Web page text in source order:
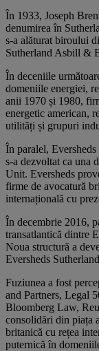
În 1933, Joseph
denumirea în
s-a alăturat biroului
Sutherland Asbill &
În deceniile
domeniile energiei,
anii 1970 și 1980,
energetic american,
utilități și grupuri
În paralel,
s-a dezvoltat ca una
Unit. Eversheds
firme de avocatură
internațională cu
În decembrie 2016,
transatlantică dintre
Noua structură a
Eversheds
Fuziunea a fost
and Partners, Legal
Bloomberg Law,
consolidări din piața
britanică cu rețea
puternică în